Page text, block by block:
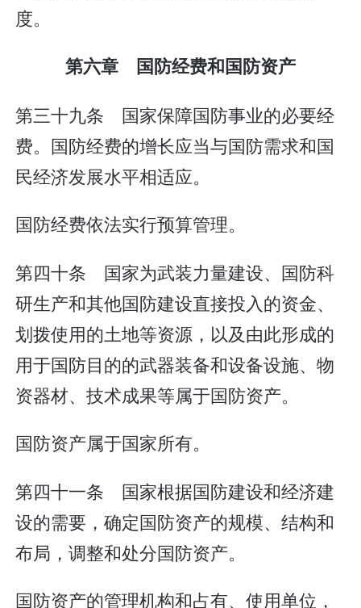
度。
第六章 国防经费和国防资产
第三十九条 国家保障国防事业的必要经
费。国防经费的增长应当与国防需求和国
民经济发展水平相适应。
国防经费依法实行预算管理。
第四十条 国家为武装力量建设、国防科
研生产和其他国防建设直接投入的资金、
划拨使用的土地等资源，以及由此形成的
用于国防目的的武器装备和设备设施、物
资器材、技术成果等属于国防资产。
国防资产属于国家所有。
第四十一条 国家根据国防建设和经济建
设的需要，确定国防资产的规模、结构和
布局，调整和处分国防资产。
国防资产的管理机构和占有、使用单位，